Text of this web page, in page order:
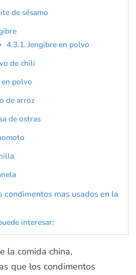
de sésamo
Jengibre en polvo
de chili
polvo
de arroz
de ostras
condimentos mas usados en la
interesar:
la comida china,
que los condimentos